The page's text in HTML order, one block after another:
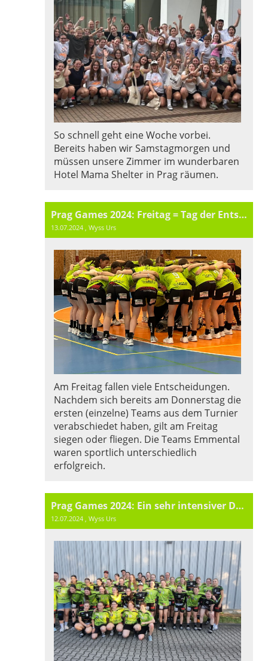
So schnell geht eine Woche vorbei.
Bereits haben wir Samstagmorgen und
müssen unsere Zimmer im wunderbaren
Hotel Mama Shelter in Prag räumen.
Prag Games 2024: Freitag = Tag der Entscheidungen
13.07.2024 , Wyss Urs
Am Freitag fallen viele Entscheidungen.
Nachdem sich bereits am Donnerstag die
ersten (einzelne) Teams aus dem Turnier
verabschiedet haben, gilt am Freitag
siegen oder fliegen. Die Teams Emmental
waren sportlich unterschiedlich
erfolgreich.
Prag Games 2024: Ein sehr intensiver Donnerstag
12.07.2024 , Wyss Urs